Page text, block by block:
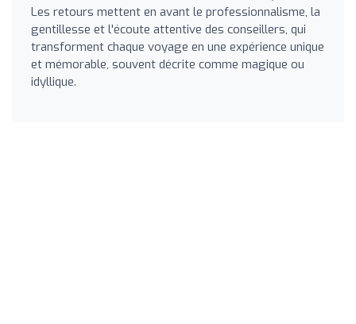
Les retours mettent en avant le professionnalisme, la
gentillesse et l'écoute attentive des conseillers, qui
transforment chaque voyage en une expérience unique
et mémorable, souvent décrite comme magique ou
idyllique.